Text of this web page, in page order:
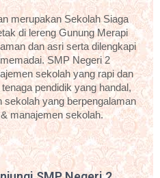
merupakan Sekolah Siaga
di lereng Gunung Merapi
dan asri serta dilengkapi
SMP Negeri 2
sekolah yang rapi dan
pendidik yang handal,
sekolah yang berpengalaman
manajemen sekolah.